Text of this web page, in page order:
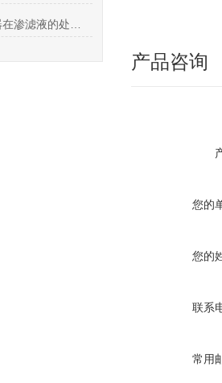
产品咨询
您的
您的
联系
常用